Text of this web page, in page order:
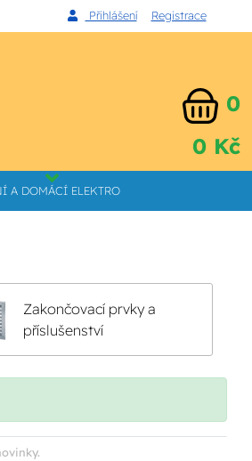
Přihlášení Registrace
0
0 Kč
A DOMÁCÍ ELEKTRO
Zakončovací prvky a
příslušenství